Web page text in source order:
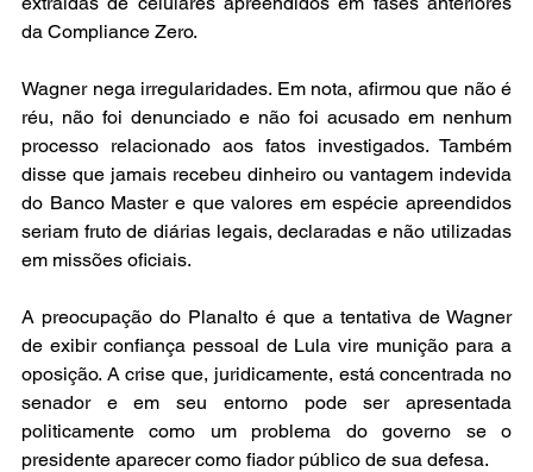
da Compliance Zero.
Wagner nega irregularidades. Em nota, afirmou que não é
réu, não foi denunciado e não foi acusado em nenhum
processo relacionado aos fatos investigados. Também
disse que jamais recebeu dinheiro ou vantagem indevida
do Banco Master e que valores em espécie apreendidos
seriam fruto de diárias legais, declaradas e não utilizadas
em missões oficiais.
A preocupação do Planalto é que a tentativa de Wagner
de exibir confiança pessoal de Lula vire munição para a
oposição. A crise que, juridicamente, está concentrada no
senador e em seu entorno pode ser apresentada
politicamente como um problema do governo se o
presidente aparecer como fiador público de sua defesa.